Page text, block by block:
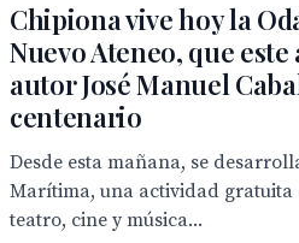
Chipiona vive hoy la
Nuevo Ateneo, que
autor José Manuel
centenario
Desde esta mañana, se
Marítima, una actividad gratuita
teatro, cine y música...